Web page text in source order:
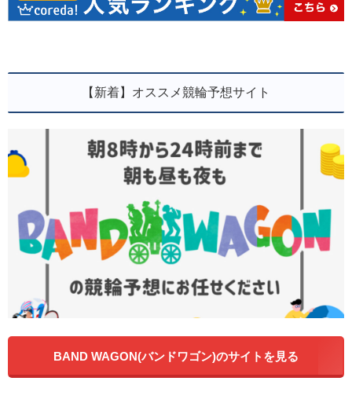
【新着】オススメ競輪予想サイト
BAND WAGON(バンドワゴン)のサイトを見る